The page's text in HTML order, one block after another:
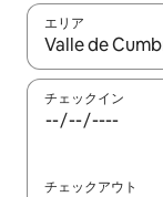
エリア
検索結果が表示
チェックイン
チェックアウト